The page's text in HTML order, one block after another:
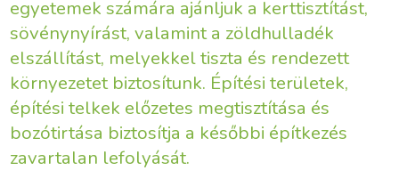
egyetemek számára ajánljuk a kerttisztítást,
sövénynyírást, valamint a zöldhulladék
elszállítást, melyekkel tiszta és rendezett
környezetet biztosítunk. Építési területek,
építési telkek előzetes megtisztítása és
bozótirtása biztosítja a későbbi építkezés
zavartalan lefolyását.